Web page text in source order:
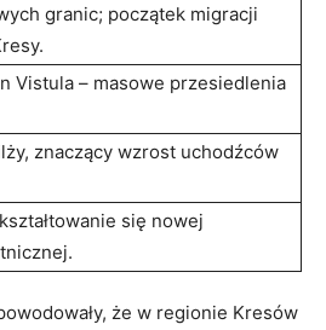
granic; początek migracji
Vistula – masowe przesiedlenia
znaczący wzrost uchodźców
się nowej
że w regionie Kresów